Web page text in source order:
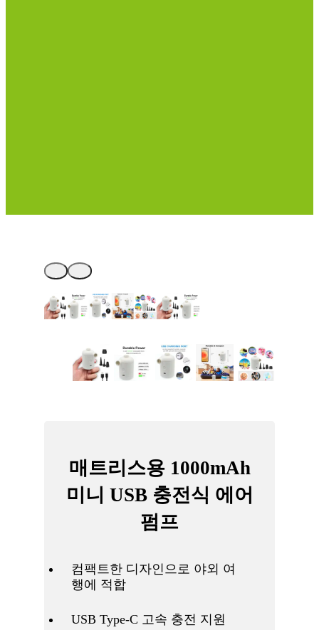
매트리스용 1000mAh
미니 USB 충전식 에어
펌프
컴팩트한 디자인으로 야외 여
행에 적합
USB Type-C 고속 충전 지원